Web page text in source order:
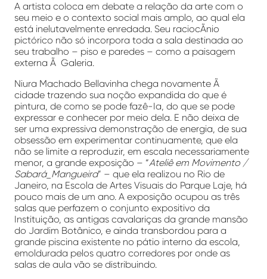
A artista coloca em debate a relação da arte com o
seu meio e o contexto social mais amplo, ao qual ela
está inelutavelmente enredada. Seu raciocÃ­nio
pictórico não só incorpora toda a sala destinada ao
seu trabalho – piso e paredes – como a paisagem
externa Ã Galeria.
Niura Machado Bellavinha chega novamente Ã
cidade trazendo sua noção expandida do que é
pintura, de como se pode fazê-Ia, do que se pode
expressar e conhecer por meio dela. E não deixa de
ser uma expressiva demonstração de energia, de sua
obsessão em experimentar continuamente, que ela
não se limite a reproduzir, em escala necessariamente
menor, a grande exposição – “Ateliê em Movimento /
Sabará_Mangueira” – que ela realizou no Rio de
Janeiro, na Escola de Artes Visuais do Parque Laje, há
pouco mais de um ano. A exposição ocupou as três
salas que perfazem o conjunto expositivo da
Instituição, as antigas cavalariças da grande mansão
do Jardim Botânico, e ainda transbordou para a
grande piscina existente no pátio interno da escola,
emoldurada pelos quatro corredores por onde as
salas de aula vão se distribuindo.